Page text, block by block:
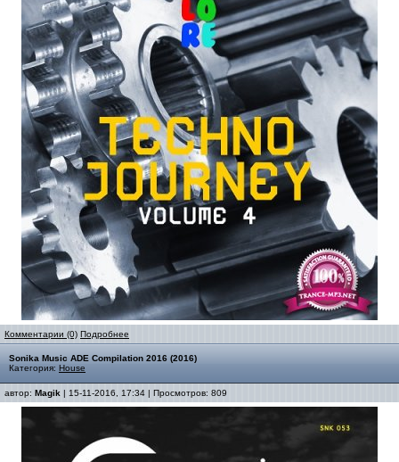
Комментарии (0) Подробнее
Sonika Music ADE Compilation 2016 (2016)
Категория: House
автор: Magik | 15-11-2016, 17:34 | Просмотров: 809